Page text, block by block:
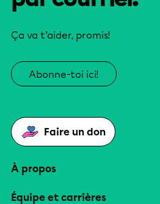
Ça va t’aider, promis!
Abonne-toi ici!
Faire un don
À propos
Équipe et carrières